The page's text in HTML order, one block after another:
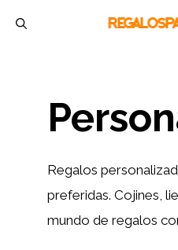
Regalos
preferidas. Cojines,
mundo de regalos